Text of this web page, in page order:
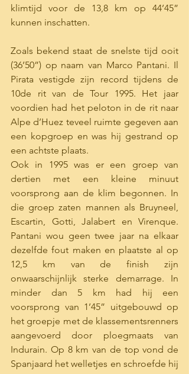
klimtijd voor de 13,8 km op 44’45”
kunnen inschatten.
Zoals bekend staat de snelste tijd ooit
(36’50”) op naam van Marco Pantani. Il
Pirata vestigde zijn record tijdens de
10de rit van de Tour 1995. Het jaar
voordien had het peloton in de rit naar
Alpe d’Huez teveel ruimte gegeven aan
een kopgroep en was hij gestrand op
een achtste plaats.
Ook in 1995 was er een groep van
dertien met een kleine minuut
voorsprong aan de klim begonnen. In
die groep zaten mannen als Bruyneel,
Escartin, Gotti, Jalabert en Virenque.
Pantani wou geen twee jaar na elkaar
dezelfde fout maken en plaatste al op
12,5 km van de finish zijn
onwaarschijnlijk sterke demarrage. In
minder dan 5 km had hij een
voorsprong van 1’45” uitgebouwd op
het groepje met de klassementsrenners
aangevoerd door ploegmaats van
Indurain. Op 8 km van de top vond de
Spanjaard het welletjes en schroefde hij